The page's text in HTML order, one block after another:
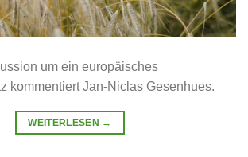
um ein europäisches
kommentiert Jan-Niclas Gesenhues.
WEITERLESEN →